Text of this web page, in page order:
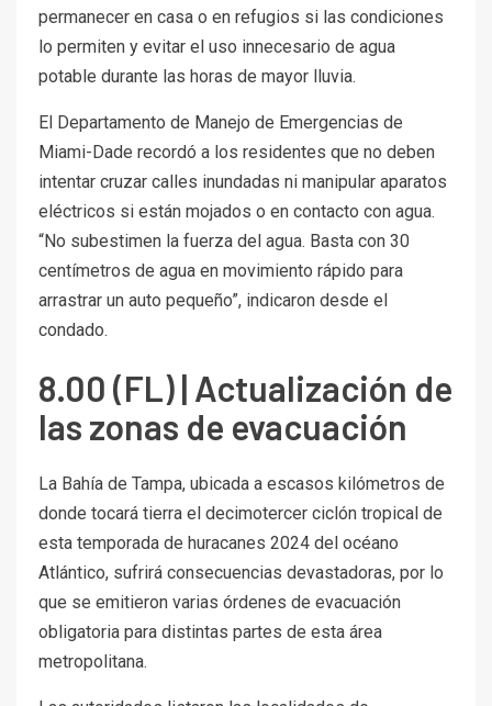
permanecer en casa o en refugios si las condiciones
lo permiten y evitar el uso innecesario de agua
potable durante las horas de mayor lluvia.
El Departamento de Manejo de Emergencias de
Miami-Dade recordó a los residentes que no deben
intentar cruzar calles inundadas ni manipular aparatos
eléctricos si están mojados o en contacto con agua.
“No subestimen la fuerza del agua. Basta con 30
centímetros de agua en movimiento rápido para
arrastrar un auto pequeño”, indicaron desde el
condado.
8.00 (FL) | Actualización de
las zonas de evacuación
La Bahía de Tampa, ubicada a escasos kilómetros de
donde tocará tierra el decimotercer ciclón tropical de
esta temporada de huracanes 2024 del océano
Atlántico, sufrirá consecuencias devastadoras, por lo
que se emitieron varias órdenes de evacuación
obligatoria para distintas partes de esta área
metropolitana.